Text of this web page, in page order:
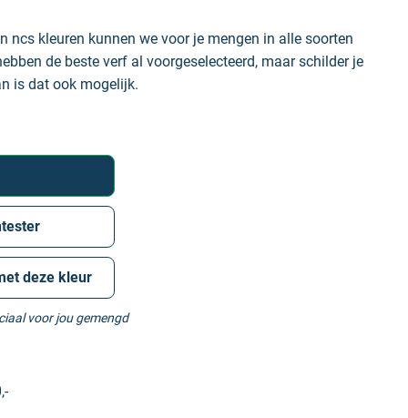
ncs kleuren kunnen we voor je mengen in alle soorten
de beste verf al voorgeselecteerd, maar schilder je
is dat ook mogelijk.
deze kleur
voor jou gemengd